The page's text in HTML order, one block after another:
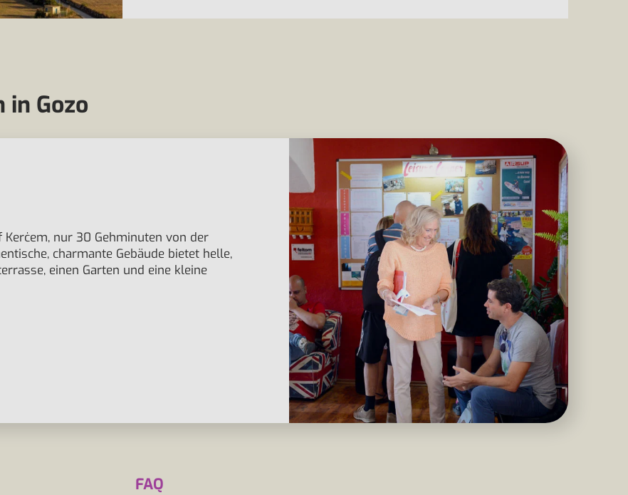
in Gozo
nur 30 Gehminuten von der
charmante Gebäude bietet helle,
einen Garten und eine kleine
FAQ